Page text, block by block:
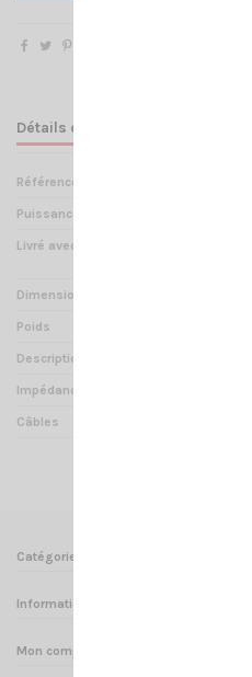
Détails du produit
Référence
Puissance
Livré avec
Dimensions
Poids
Description
Impédance
Câbles
Catégories
Informations
Mon compte